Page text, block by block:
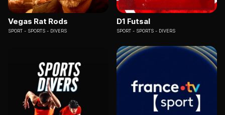
Vegas Rat Rods
SPORT SPORTS - DIVERS
D1 Futsal
SPORT SPORTS - DIVERS